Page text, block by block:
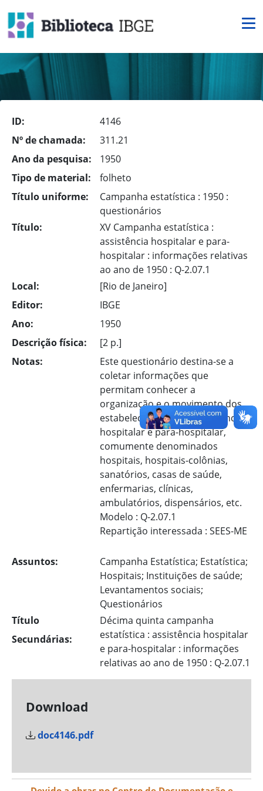
ID:
4146
Nº de chamada:
311.21
Ano da pesquisa:
1950
Tipo de material:
folheto
Título uniforme:
Campanha estatística : 1950 :
questionários
Título:
XV Campanha estatística :
assistência hospitalar e para-
hospitalar : informações relativas
ao ano de 1950 : Q-2.07.1
Local:
[Rio de Janeiro]
Editor:
IBGE
Ano:
1950
Descrição física:
[2 p.]
Notas:
Este questionário destina-se a
coletar informações que
permitam conhecer a
organização e o movimento dos
estabelecimentos de assistência
hospitalar e para-hospitalar,
comumente denominados
hospitais, hospitais-colônias,
sanatórios, casas de saúde,
enfermarias, clínicas,
ambulatórios, dispensários, etc.
Modelo : Q-2.07.1
Repartição interessada : SEES-ME
Assuntos:
Campanha Estatística; Estatística;
Hospitais; Instituições de saúde;
Levantamentos sociais;
Questionários
Título
Secundárias:
Décima quinta campanha
estatística : assistência hospitalar
e para-hospitalar : informações
relativas ao ano de 1950 : Q-2.07.1
Download
doc4146.pdf